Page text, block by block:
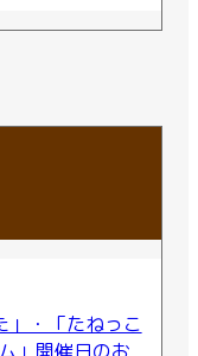
・「たねっこ